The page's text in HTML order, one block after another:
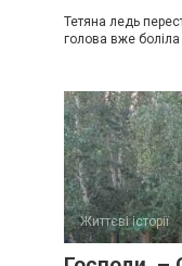
Тетяна ледь
голова вже
Життєві історії